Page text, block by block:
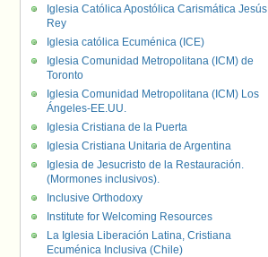
Iglesia Católica Apostólica Carismática Jesús
Rey
Iglesia católica Ecuménica (ICE)
Iglesia Comunidad Metropolitana (ICM) de
Toronto
Iglesia Comunidad Metropolitana (ICM) Los
Ángeles-EE.UU.
Iglesia Cristiana de la Puerta
Iglesia Cristiana Unitaria de Argentina
Iglesia de Jesucristo de la Restauración.
(Mormones inclusivos).
Inclusive Orthodoxy
Institute for Welcoming Resources
La Iglesia Liberación Latina, Cristiana
Ecuménica Inclusiva (Chile)